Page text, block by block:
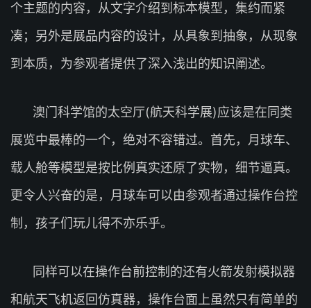
个主题的内容，从文字介绍到标本模型，集约而紧
凑；另外是展品内容的设计，从具象到抽象，从现象
到本质，为参观者提供了深入浅出的知识阐述。
澳门科学馆的太空厅(航天科学展)应该是在同类
展览中最棒的一个，绝对不容错过。首先，月球车、
载人舱等模型是按比例真实还原了实物，细节逼真。
更令人兴奋的是，月球车可以由参观者通过操作台控
制，孩子们玩儿得不亦乐乎。
同样可以在操作台前控制的还有火箭发射模拟器
和航天飞机返回仿真器，操作台面上虽然只有简单的